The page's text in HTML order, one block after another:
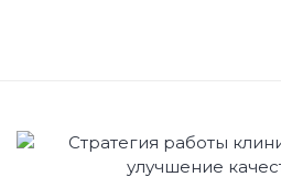
Альгинатная маска